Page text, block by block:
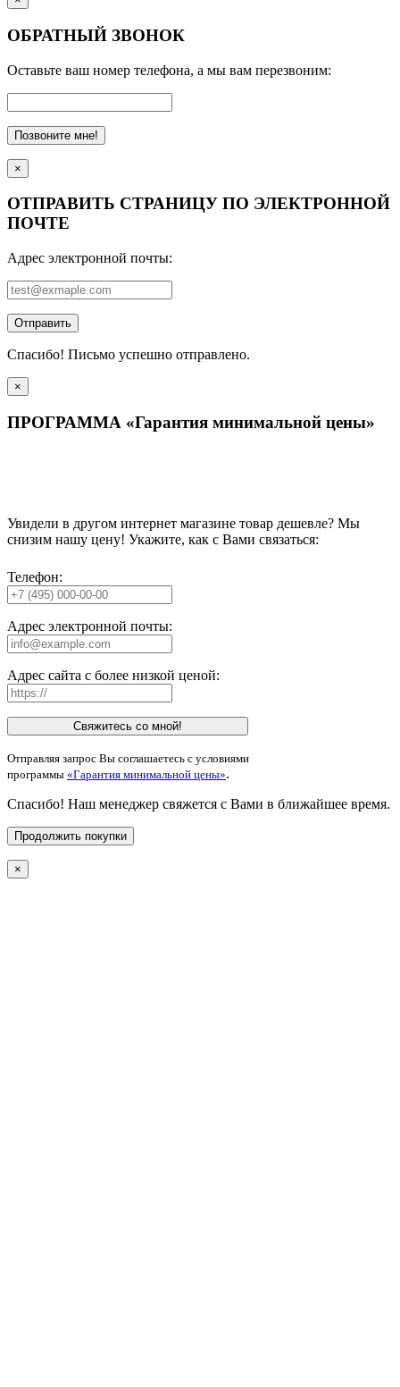
ОБРАТНЫЙ ЗВОНОК
Оставьте ваш номер телефона, а мы вам перезвоним:
Позвоните мне!
×
ОТПРАВИТЬ СТРАНИЦУ ПО ЭЛЕКТРОННОЙ
ПОЧТЕ
Адрес электронной почты:
Отправить
Спасибо! Письмо успешно отправлено.
×
ПРОГРАММА «Гарантия минимальной цены»
Увидели в другом интернет магазине товар дешевле? Мы
снизим нашу цену! Укажите, как с Вами связаться:
Телефон:
Адрес электронной почты:
Адрес сайта с более низкой ценой:
Свяжитесь со мной!
Отправляя запрос Вы соглашаетесь с условиями
программы «Гарантия минимальной цены».
Спасибо! Наш менеджер свяжется с Вами в ближайшее время.
Продолжить покупки
×